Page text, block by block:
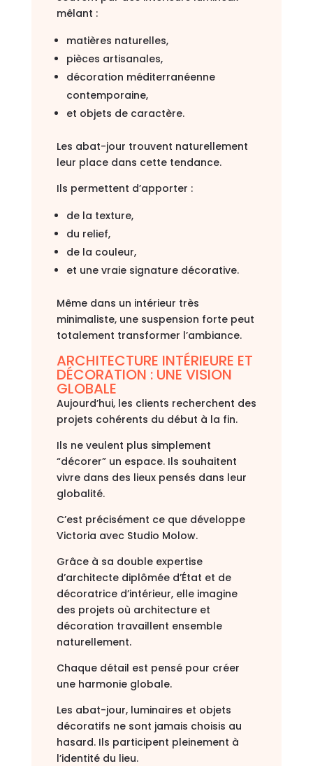
mêlant :
matières naturelles,
pièces artisanales,
décoration méditerranéenne
contemporaine,
et objets de caractère.
Les abat-jour trouvent naturellement
leur place dans cette tendance.
Ils permettent d’apporter :
de la texture,
du relief,
de la couleur,
et une vraie signature décorative.
Même dans un intérieur très
minimaliste, une suspension forte peut
totalement transformer l’ambiance.
ARCHITECTURE INTÉRIEURE ET
DÉCORATION : UNE VISION
GLOBALE
Aujourd’hui, les clients recherchent des
projets cohérents du début à la fin.
Ils ne veulent plus simplement
“décorer” un espace. Ils souhaitent
vivre dans des lieux pensés dans leur
globalité.
C’est précisément ce que développe
Victoria avec Studio Molow.
Grâce à sa double expertise
d’architecte diplômée d’État et de
décoratrice d’intérieur, elle imagine
des projets où architecture et
décoration travaillent ensemble
naturellement.
Chaque détail est pensé pour créer
une harmonie globale.
Les abat-jour, luminaires et objets
décoratifs ne sont jamais choisis au
hasard. Ils participent pleinement à
l’identité du lieu.